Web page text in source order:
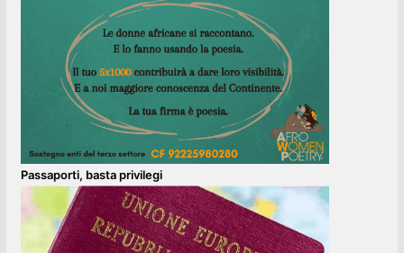
Passaporti, basta privilegi